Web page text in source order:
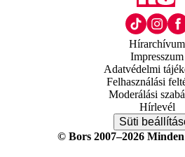
Hírarchívum
Impresszum
Adatvédelmi
Felhasználási
Moderálási
Hírlevél
Süti
© Bors 2007–2026